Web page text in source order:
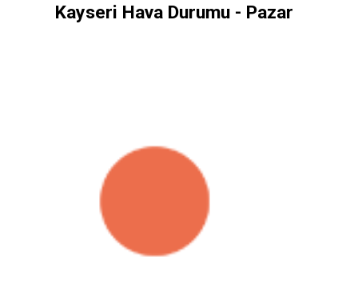
Kayseri Hava Durumu - Pazar